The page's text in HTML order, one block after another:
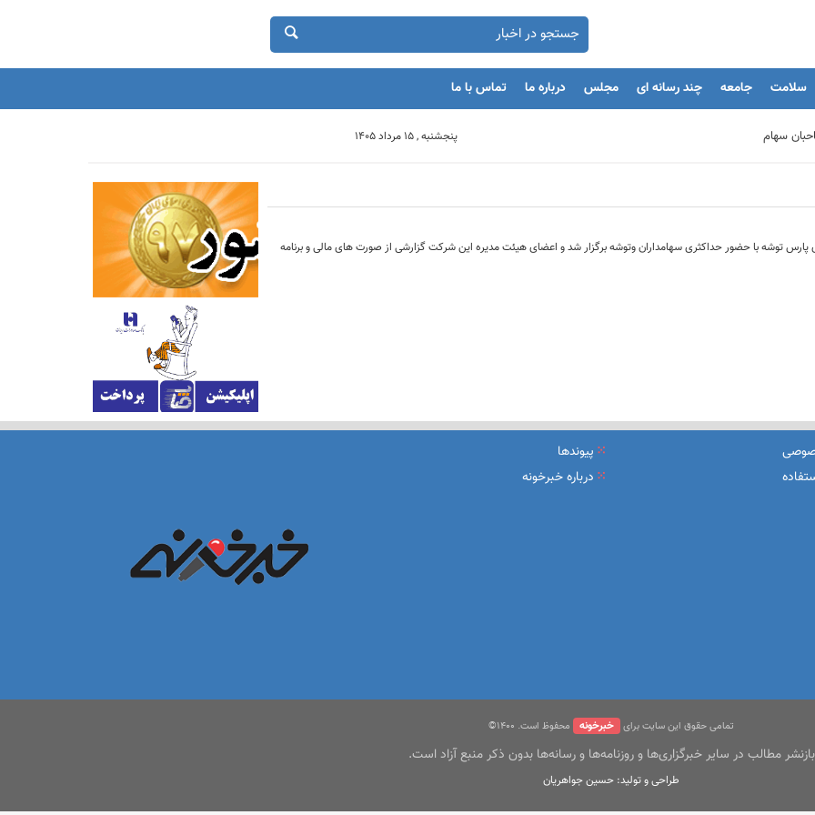
سلامت جامعه چند رسانه ای مجلس درباره ما تماس با ما
های اقتصادی
بیمه باران و گروه صنعتی انتخاب
پنجشنبه , 15 مرداد 1405
پارس توشه با حضور حداکثری سهامداران وتوشه برگزار شد و اعضای هیئت مدیره این شرکت گزارشی از صورت های مالی و برنامه
پیوندها
درباره خبرخونه
تمامی حقوق این سایت برای خبرخونه محفوظ است. ۱400©
بازنشر مطالب در سایر خبرگزاری‌ها و روزنامه‌ها و رسانه‌ها بدون ذکر منبع آزاد است.
طراحی و تولید: حسین جواهریان